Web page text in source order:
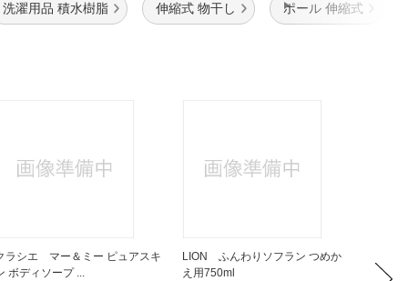
洗濯用品 積水樹脂 伸縮式 物干し ポール 伸縮式
ラシエ マー＆ミー ピュアスキ
ボディソープ ...
LION ふんわりソフラン つめか
え用750ml
大サ